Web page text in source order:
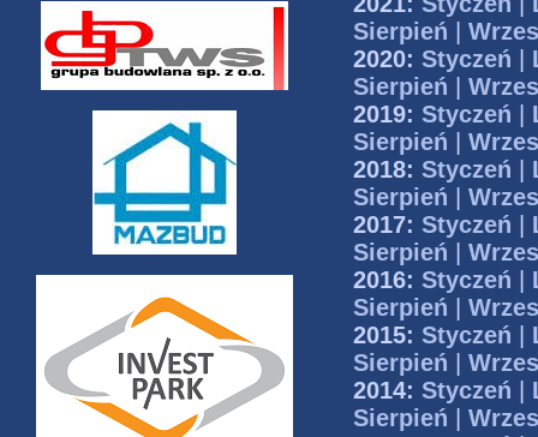
Sierpień
2020: Styczeń
Sierpień
2019: Styczeń
Sierpień
2018: Styczeń
Sierpień
2017: Styczeń
Sierpień
2016: Styczeń
Sierpień
2015: Styczeń
Sierpień
2014: Styczeń
Sierpień